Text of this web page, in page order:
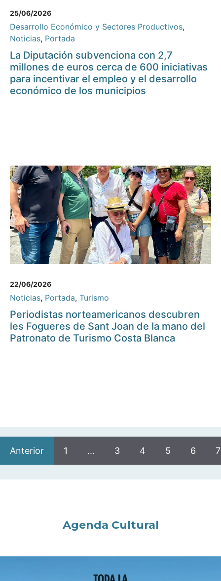
25/06/2026
Desarrollo Económico y Sectores Productivos,
Noticias, Portada
La Diputación subvenciona con 2,7
millones de euros cerca de 600 iniciativas
para incentivar el empleo y el desarrollo
económico de los municipios
22/06/2026
Noticias, Portada, Turismo
Periodistas norteamericanos descubren
les Fogueres de Sant Joan de la mano del
Patronato de Turismo Costa Blanca
Anterior 1 … 3 4 5 6 7
Agenda Cultural